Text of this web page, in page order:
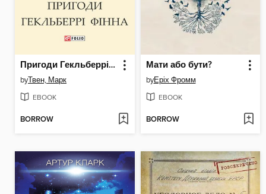
Пригоди Гекльберрі Фінна
byТвен, Марк
EBOOK
BORROW
Мати або бути?
byЕріх Фромм
EBOOK
BORROW